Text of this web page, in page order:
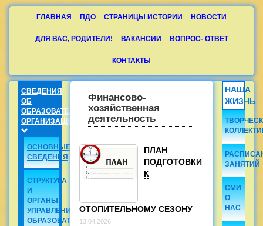
ГЛАВНАЯ ПДО СТРАНИЦЫ ИСТОРИИ НОВОСТИ
ДЛЯ ВАС, РОДИТЕЛИ! ВАКАНСИИ ВОПРОС- ОТВЕТ
КОНТАКТЫ
СВЕДЕНИЯ
ОБ
ОБРАЗОВАТЕЛЬНОЙ
ОРГАНИЗАЦИИ
ОСНОВНЫЕ
СВЕДЕНИЯ
СТРУКТУРА
И
ОРГАНЫ
УПРАВЛЕНИЯ
ОБРАЗОВАТЕЛЬНОЙ
Финансово-
хозяйственная
деятельность
ПЛАН
ПОДГОТОВКИ
К
ОТОПИТЕЛЬНОМУ СЕЗОНУ
13.04.2026
НАША
ЖИЗНЬ
ЗАНЯТИЙ
СМИ
О
НАС